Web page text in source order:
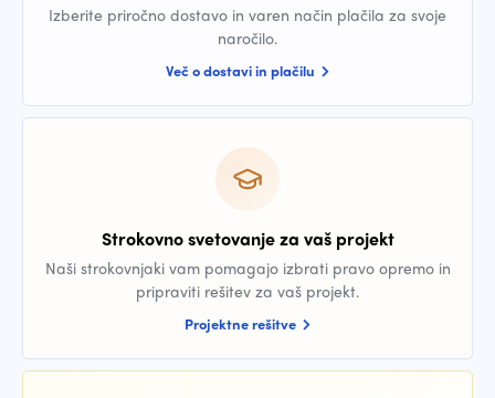
Izberite priročno dostavo in varen način plačila za svoje
naročilo.
Več o dostavi in plačilu
Strokovno svetovanje za vaš projekt
Naši strokovnjaki vam pomagajo izbrati pravo opremo in
pripraviti rešitev za vaš projekt.
Projektne rešitve